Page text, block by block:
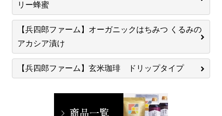
リー蜂蜜
【兵四郎ファーム】オーガニックはちみつ くるみの
アカシア漬け
【兵四郎ファーム】玄米珈琲 ドリップタイプ